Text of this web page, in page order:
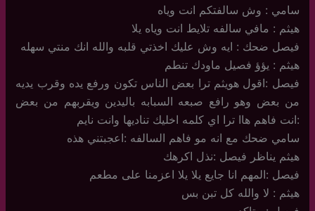
سامي : وش سالفتكم انت وياه
هيثم : مافي سالفه تلايط انت وياه يلا
فيصل ضحك : ايه وش عليك اخذتي قلبه والله انك منتي سهله
هيثم : يؤؤ فصيل ماودك تنطم
فيصل :اقول هويثم ترا بعض الناس تكون ورفع يده وقرب يديه
من بعض وهو رافع صبعه السبابه باليدين ويقربهم من بعض
:انت فاهم هاا ترا اي كلمه اخليك تناديها وانت نايم
سامي ضحك مع انه مو فاهم السالفه :اعجبتني هذه
هيثم يناظر فيصل :نذل اكرهك
فيصل :المهم انا جايع يلا يلا اعزمنا على مطعم
هيثم : لا والله كل تبن بس